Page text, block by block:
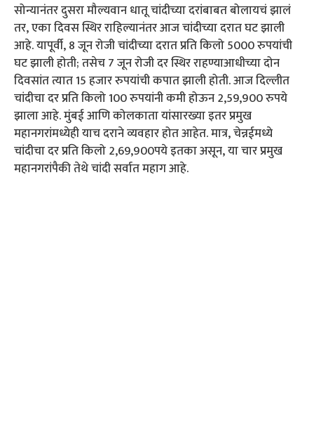
सोन्यानंतर दुसरा मौल्यवान धातू चांदीच्या दरांबाबत बोलायचं झालं
तर, एका दिवस स्थिर राहिल्यानंतर आज चांदीच्या दरात घट झाली
आहे. यापूर्वी, 8 जून रोजी चांदीच्या दरात प्रति किलो 5000 रुपयांची
घट झाली होती; तसेच 7 जून रोजी दर स्थिर राहण्याआधीच्या दोन
दिवसांत त्यात 15 हजार रुपयांची कपात झाली होती. आज दिल्लीत
चांदीचा दर प्रति किलो 100 रुपयांनी कमी होऊन 2,59,900 रुपये
झाला आहे. मुंबई आणि कोलकाता यांसारख्या इतर प्रमुख
महानगरांमध्येही याच दराने व्यवहार होत आहेत. मात्र, चेन्नईमध्ये
चांदीचा दर प्रति किलो 2,69,900पये इतका असून, या चार प्रमुख
महानगरांपैकी तेथे चांदी सर्वात महाग आहे.